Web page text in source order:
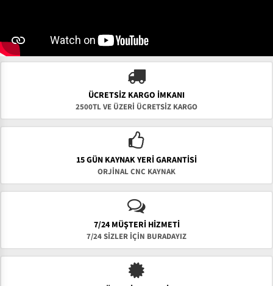
ÜCRETSIZ KARGO İMKANI
2500TL VE ÜZERİ ÜCRETSİZ KARGO
15 GÜN KAYNAK YERI GARANTISI
ORJİNAL CNC KAYNAK
7/24 MÜŞTERİ HİZMETİ
7/24 SİZLER İÇİN BURADAYIZ